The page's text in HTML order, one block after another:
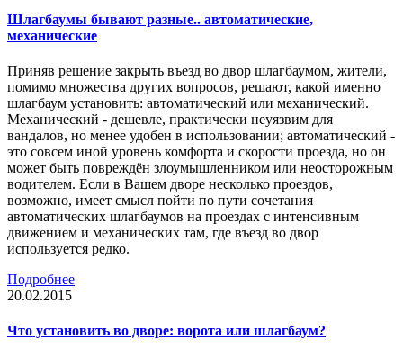
Шлагбаумы бывают разные.. автоматические,
механические
Приняв решение закрыть въезд во двор шлагбаумом, жители,
помимо множества других вопросов, решают, какой именно
шлагбаум установить: автоматический или механический.
Механический - дешевле, практически неуязвим для
вандалов, но менее удобен в использовании; автоматический -
это совсем иной уровень комфорта и скорости проезда, но он
может быть повреждён злоумышленником или неосторожным
водителем. Если в Вашем дворе несколько проездов,
возможно, имеет смысл пойти по пути сочетания
автоматических шлагбаумов на проездах с интенсивным
движением и механических там, где въезд во двор
используется редко.
Подробнее
20.02.2015
Что установить во дворе: ворота или шлагбаум?